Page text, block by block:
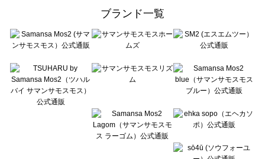
sō4ū（ソウフォーユー）のワンピース一覧
Te chichi（テチチ）のワンピース一覧
Te chichi CLASSIC（テチチ クラシック）のワンピース一覧
Lugnoncure（ルノンキュール）のワンピース一覧
BETTY'S BLUE（べティーズブルー）のワンピース一覧
Wpc.（ワールドパーティー）のワンピース一覧
ブランド一覧